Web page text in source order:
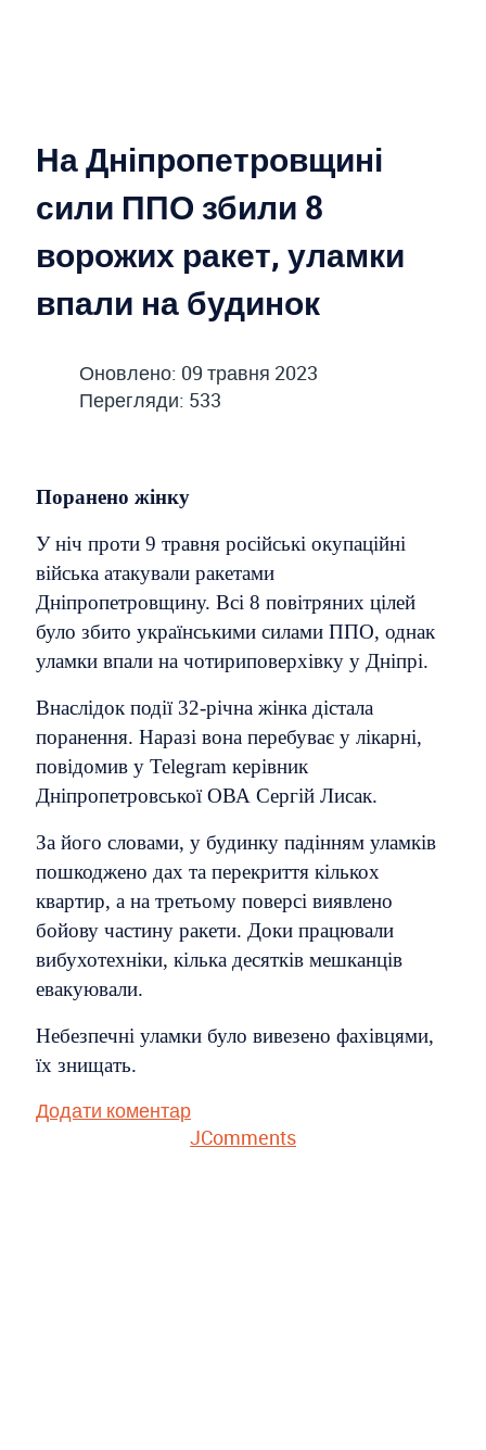
На Дніпропетровщині
сили ППО збили 8
ворожих ракет, уламки
впали на будинок
Оновлено: 09 травня 2023
Перегляди: 533
Поранено жінку
У ніч проти 9 травня російські окупаційні
війська атакували ракетами
Дніпропетровщину. Всі 8 повітряних цілей
було збито українськими силами ППО, однак
уламки впали на чотириповерхівку у Дніпрі.
Внаслідок події 32-річна жінка дістала
поранення. Наразі вона перебуває у лікарні,
повідомив у Telegram керівник
Дніпропетровської ОВА Сергій Лисак.
За його словами, у будинку падінням уламків
пошкоджено дах та перекриття кількох
квартир, а на третьому поверсі виявлено
бойову частину ракети. Доки працювали
вибухотехніки, кілька десятків мешканців
евакуювали.
Небезпечні уламки було вивезено фахівцями,
їх знищать.
Додати коментар
JComments